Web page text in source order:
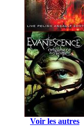
Voir les autres